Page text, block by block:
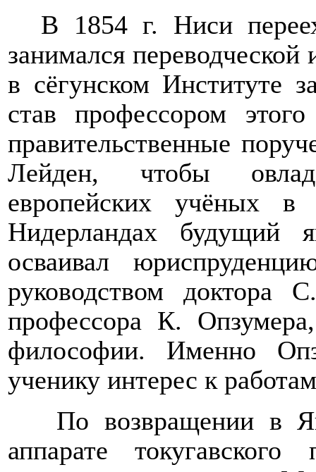
В 1854 г. Ниси
занимался переводческой
в сёгунском Институте
став профессором
правительственные
Лейден, чтобы
европейских учёных
Нидерландах будущий
осваивал
руководством доктора
профессора К.
философии. Именно
ученику интерес к
По возвращении в
аппарате токугавского